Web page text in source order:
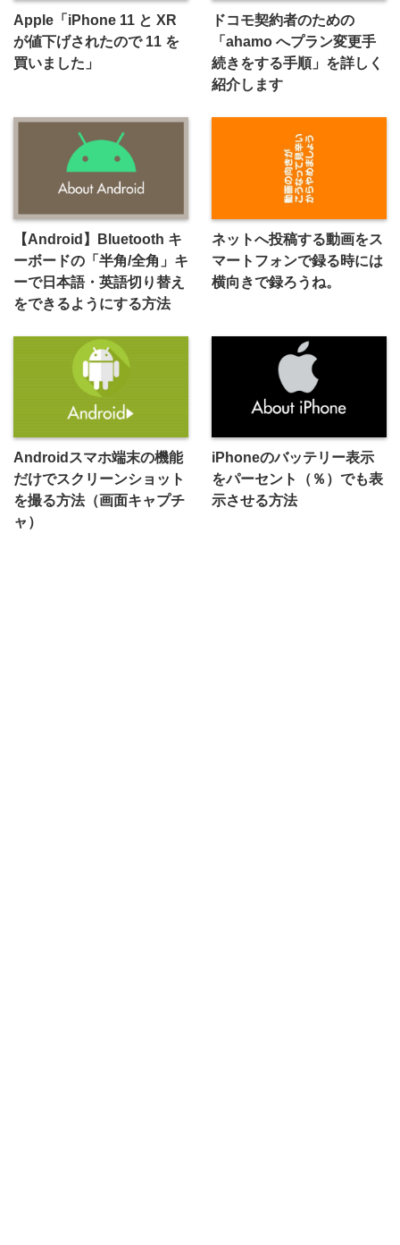
Apple「iPhone 11 と XR
が値下げされたので 11 を
買いました」
ドコモ契約者のための
「ahamo へプラン変更手
続きをする手順」を詳しく
紹介します
【Android】Bluetooth キ
ーボードの「半角/全角」キ
ーで日本語・英語切り替え
をできるようにする方法
ネットへ投稿する動画をス
マートフォンで録る時には
横向きで録ろうね。
Androidスマホ端末の機能
だけでスクリーンショット
を撮る方法（画面キャプチ
ャ）
iPhoneのバッテリー表示
をパーセント（％）でも表
示させる方法